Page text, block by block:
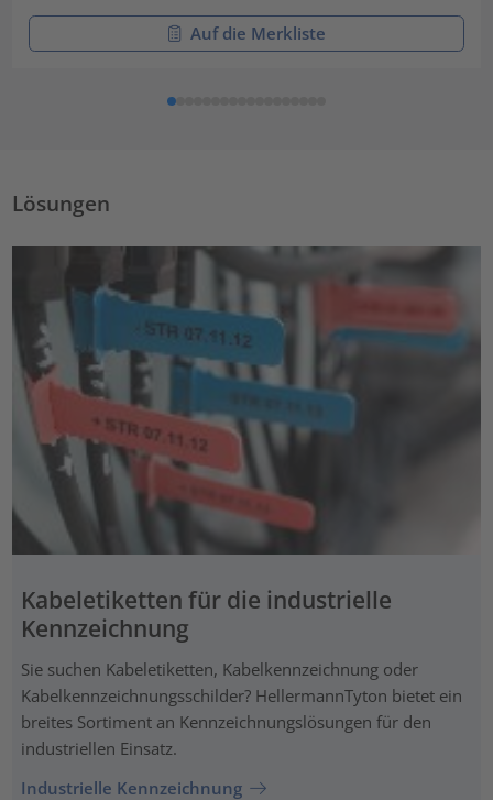
Auf die Merkliste
Lösungen
Kabeletiketten für die industrielle
Kennzeichnung
Sie suchen Kabeletiketten, Kabelkennzeichnung oder
Kabelkennzeichnungsschilder? HellermannTyton bietet ein
breites Sortiment an Kennzeichnungslösungen für den
industriellen Einsatz.
Industrielle Kennzeichnung